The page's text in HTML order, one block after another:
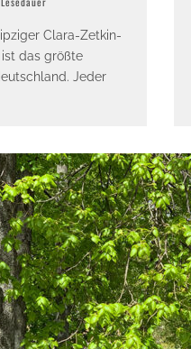
Clara-Zetkin-
das größte
Jeder